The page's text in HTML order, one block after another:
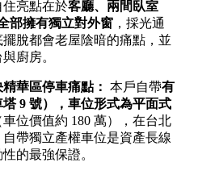
5房以上
5 年以下
10-20 年